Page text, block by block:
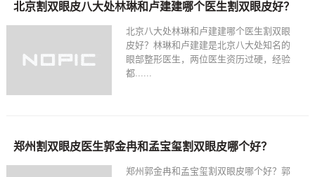
北京割双眼皮八大处林琳和卢建建哪个医生割双眼皮好？
北京八大处林琳和卢建建哪个医生割双眼
皮好？林琳和卢建建是北京八大处知名的
眼部整形医生，两位医生资历过硬，经验
都......
郑州割双眼皮医生郭金冉和孟宝玺割双眼皮哪个好？
郑州郭金冉和孟宝玺割双眼皮哪个好？郭